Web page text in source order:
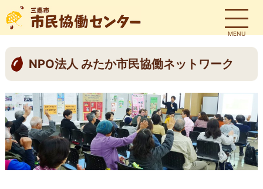
MENU
NPO法⼈ みたか市⺠協働ネットワーク